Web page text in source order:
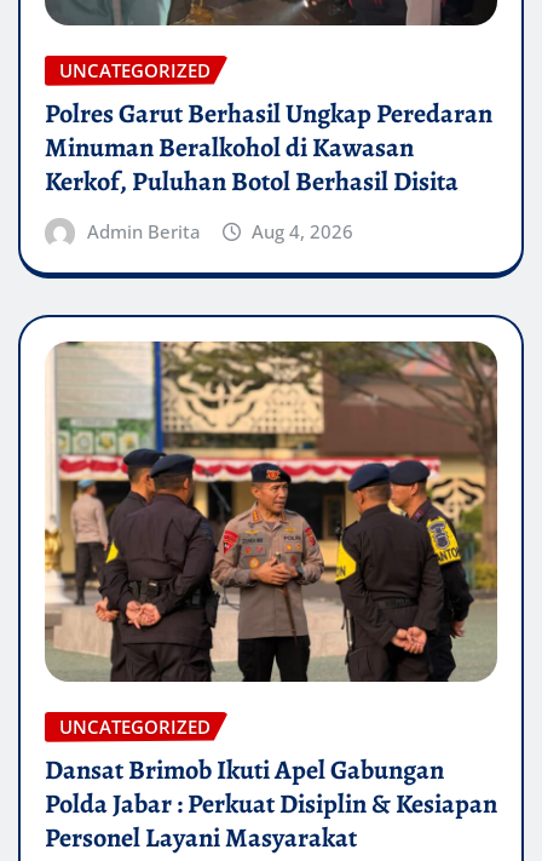
UNCATEGORIZED
Polres Garut Berhasil Ungkap Peredaran
Minuman Beralkohol di Kawasan
Kerkof, Puluhan Botol Berhasil Disita
Admin Berita Aug 4, 2026
UNCATEGORIZED
Dansat Brimob Ikuti Apel Gabungan
Polda Jabar : Perkuat Disiplin & Kesiapan
Personel Layani Masyarakat